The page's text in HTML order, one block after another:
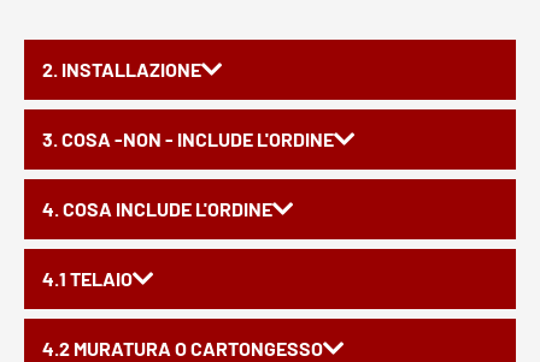
2. INSTALLAZIONE
3. COSA -NON - INCLUDE L'ORDINE
4. COSA INCLUDE L'ORDINE
4.1 TELAIO
4.2 MURATURA O CARTONGESSO